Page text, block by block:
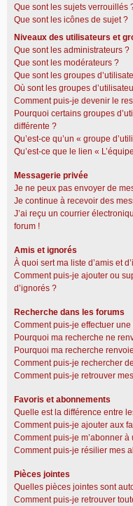
Que sont les sujets verrouillés
Que sont les icônes de sujet ?
Niveaux des utilisateurs et
Que sont les administrateurs ?
Que sont les modérateurs ?
Que sont les groupes
Où sont les groupes
Comment puis-je devenir le
Pourquoi certains groupes
différente ?
Qu’est-ce qu’un « groupe
Qu’est-ce que le lien «
Messagerie privée
Je ne peux pas envoyer de
Je continue à recevoir des
J’ai reçu un courrier
forum !
Amis et ignorés
À quoi sert ma liste d’amis et
Comment puis-je ajouter ou
d’ignorés ?
Recherche dans les forums
Comment puis-je effectuer
Pourquoi ma recherche ne
Pourquoi ma recherche
Comment puis-je rechercher
Comment puis-je retrouver
Favoris et abonnements
Quelle est la différence entre
Comment puis-je ajouter aux
Comment puis-je m’abonner
Comment puis-je résilier mes
Pièces jointes
Quelles pièces jointes sont
Comment puis-je retrouver